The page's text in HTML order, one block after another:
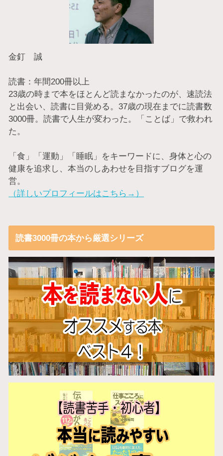
金釘 誠
読書：年間200冊以上
23歳の時まで本をほとんど読まなかったのが、速読法
と出会い、読書に目覚める。37歳の現在までに読書数
3000冊。読書で人生が変わった。「ことば」で救われ
た。
「食」「運動」「睡眠」をキーワードに、身体と心の
健康を追求し、本当のしあわせを目指すブログを運
営。
（詳しいプロフィールはこちら→）
読書3000冊の本から厳選シリーズ